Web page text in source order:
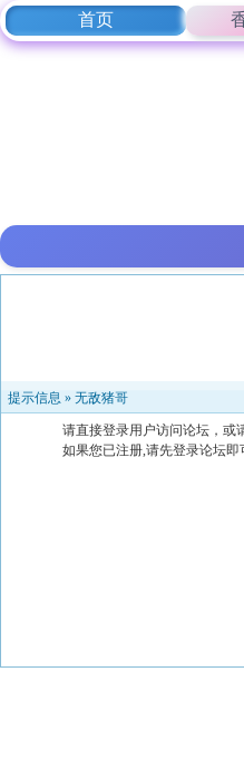
首页
提示信息 » 无敌猪哥
请直接登录用户访问论坛，或
如果您已注册,请先登录论坛即